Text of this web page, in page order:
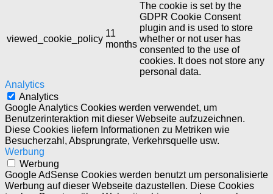
viewed_cookie_policy
11
months
The cookie is set by the
GDPR Cookie Consent
plugin and is used to store
whether or not user has
consented to the use of
cookies. It does not store any
personal data.
Analytics
Analytics
Google Analytics Cookies werden verwendet, um
Benutzerinteraktion mit dieser Webseite aufzuzeichnen.
Diese Cookies liefern Informationen zu Metriken wie
Besucherzahl, Absprungrate, Verkehrsquelle usw.
Werbung
Werbung
Google AdSense Cookies werden benutzt um personalisierte
Werbung auf dieser Webseite dazustellen. Diese Cookies